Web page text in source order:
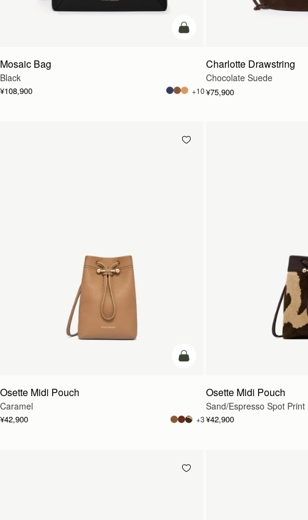
カートに追加
Mosaic Bag
Black
¥108,900 +10
Charlotte Drawstring
Chocolate Suede
¥75,900
カートに追加
Osette Midi Pouch
Caramel
¥42,900 +3
Osette Midi Pouch
Sand/Espresso Spot Print
¥42,900